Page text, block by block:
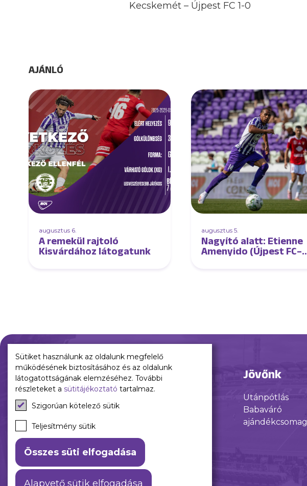
Kecskemét – Újpest FC 1-0
AJÁNLÓ
augusztus 6.
A remekül rajtoló
Kisvárdához látogatunk
augusztus 5.
Nagyító alatt: Etienne
Amenyido (Újpest FC–
Múltunk
Történelmünk
Jelenünk Jövőnk
Utánpótlás
Babaváró
ajándékcsomag
Sütiket használunk az oldalunk megfelelő
működésének biztosításához és az oldalunk
látogatottságának elemzéséhez. További
részleteket a sütitájékoztató tartalmaz.
Szigorúan kötelező sütik
Teljesítmény sütik
Összes süti elfogadása
Alapvető sütik elfogadása